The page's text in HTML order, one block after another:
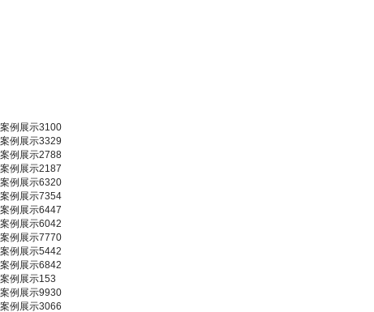
案例展示3100
案例展示3329
案例展示2788
案例展示2187
案例展示6320
案例展示7354
案例展示6447
案例展示6042
案例展示7770
案例展示5442
案例展示6842
案例展示153
案例展示9930
案例展示3066